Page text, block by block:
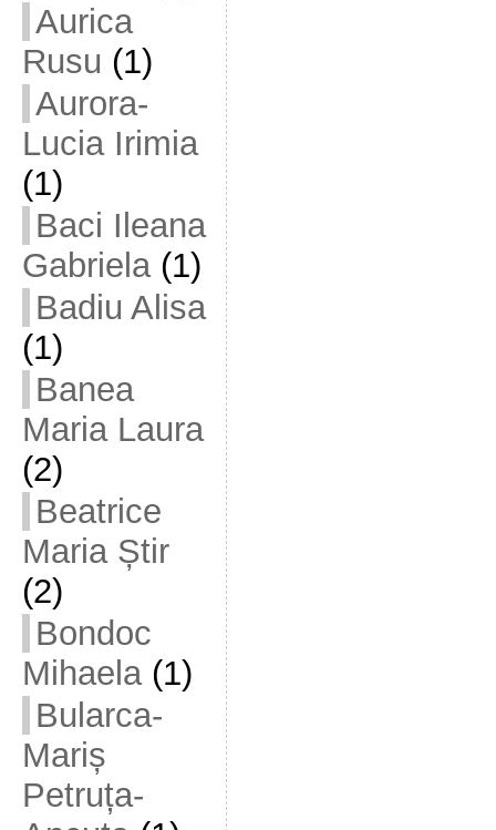
Aurica
Rusu (1)
Aurora-
Lucia Irimia
(1)
Baci Ileana
Gabriela(1)
Badiu Alisa
(1)
Banea
Maria Laura
(2)
Beatrice
Maria Știr
(2)
Bondoc
Mihaela(1)
Bularca-
Mariș
Petruța-